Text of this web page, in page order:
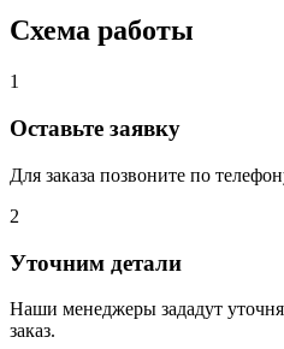
Схема работы
1
Оставьте заявку
Для заказа позвоните по
2
Уточним детали
Наши менеджеры зададут
заказ.